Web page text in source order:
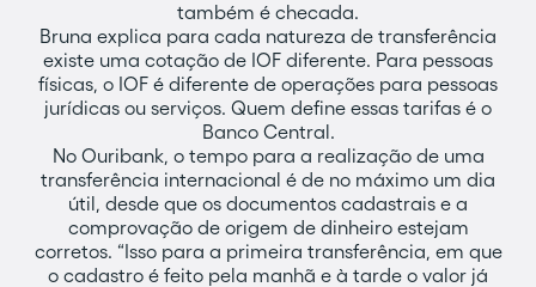
também é checada.
Bruna explica para cada natureza de transferência
existe uma cotação de IOF diferente. Para pessoas
físicas, o IOF é diferente de operações para pessoas
jurídicas ou serviços. Quem define essas tarifas é o
Banco Central.
No Ouribank, o tempo para a realização de uma
transferência internacional é de no máximo um dia
útil, desde que os documentos cadastrais e a
comprovação de origem de dinheiro estejam
corretos. “Isso para a primeira transferência, em que
o cadastro é feito pela manhã e à tarde o valor já